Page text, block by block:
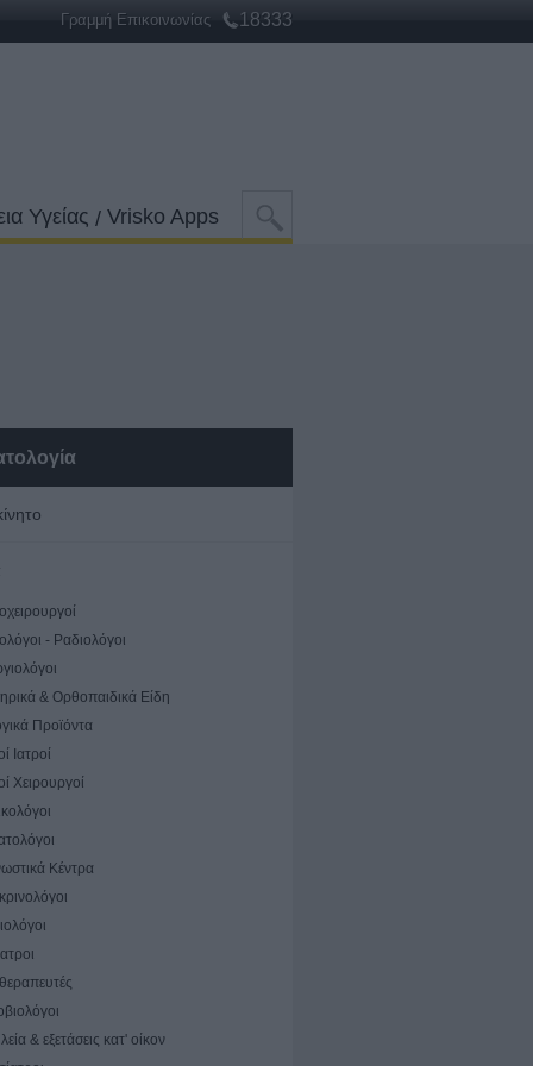
18333
Γραμμή Επικοινωνίας
Υγείας / Vrisko Apps
- Ραδιολόγοι
& Ορθοπαιδικά Είδη
Προϊόντα
Ιατροί
Χειρουργοί
Κέντρα
& εξετάσεις κατ' οίκον